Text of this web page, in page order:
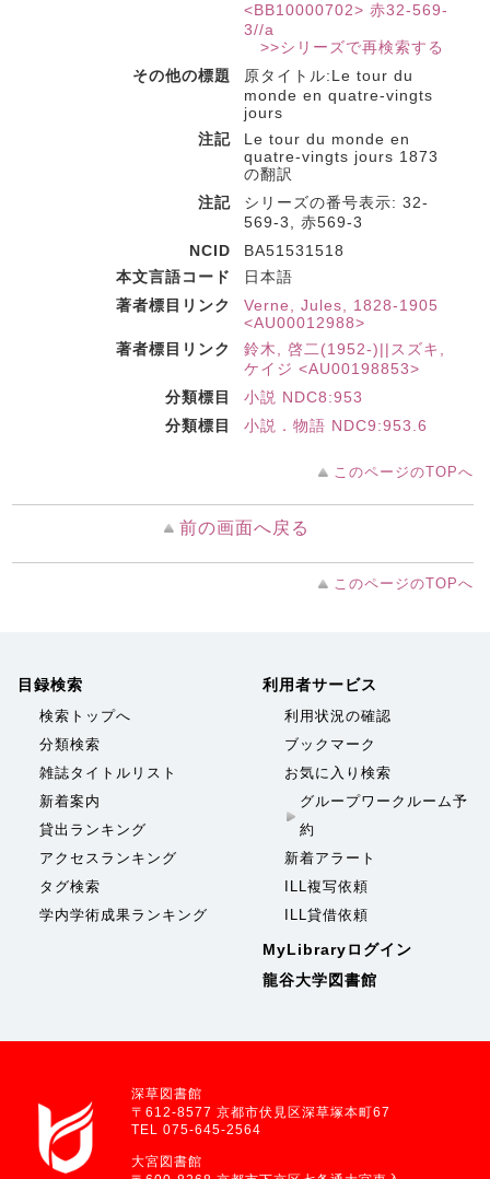
<BB10000702> 赤32-569-
3//a
>>シリーズで再検索する
その他の標題
原タイトル:Le tour du
monde en quatre‐vingts
jours
注記
Le tour du monde en
quatre‐vingts jours 1873
の翻訳
注記
シリーズの番号表示: 32-
569-3, 赤569-3
NCID
BA51531518
本文言語コード
日本語
著者標目リンク
Verne, Jules, 1828-1905
<AU00012988>
著者標目リンク
鈴木, 啓二(1952-)||スズキ,
ケイジ <AU00198853>
分類標目
小説 NDC8:953
分類標目
小説．物語 NDC9:953.6
このページのTOPへ
前の画面へ戻る
このページのTOPへ
目録検索
検索トップへ
分類検索
雑誌タイトルリスト
新着案内
貸出ランキング
アクセスランキング
タグ検索
学内学術成果ランキング
利用者サービス
利用状況の確認
ブックマーク
お気に入り検索
グループワークルーム予
約
新着アラート
ILL複写依頼
ILL貸借依頼
MyLibraryログイン
龍谷大学図書館
深草図書館
〒612-8577 京都市伏見区深草塚本町67
TEL 075-645-2564
大宮図書館